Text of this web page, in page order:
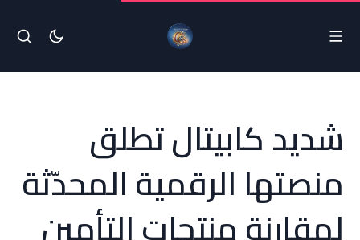
شديد كابيتال تطلق
منصتها الرقمية المحدّثة